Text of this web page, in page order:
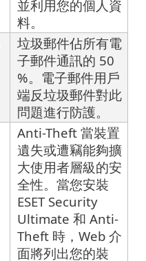
並利用您的個人資
料。
垃圾郵件佔所有電
子郵件通訊的 50
%。電子郵件用戶
端反垃圾郵件對此
問題進行防護。
Anti-Theft 當裝置
遺失或遭竊能夠擴
大使用者層級的安
全性。當您安裝
ESET Security
Ultimate 和 Anti-
Theft 時，Web 介
面將列出您的裝